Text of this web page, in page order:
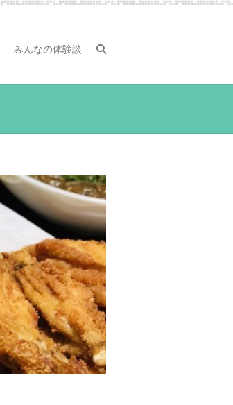
みんなの体験談